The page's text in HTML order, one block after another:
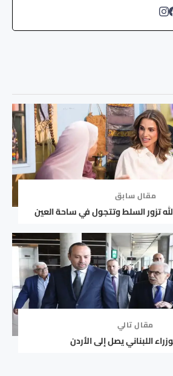
مقال سابق
تزور السلط وتتجول في ساحة العين
مقال تالي
اللبناني يصل إلى الأردن